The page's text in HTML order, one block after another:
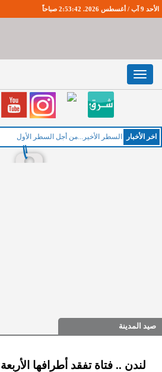
الأحد 9 آب / أغسطس 2026. 2:53:43 صباحاً
Toggle
navigation
اخر اﻷخبار
صيد المدينة
لندن .. فتاة تفقد أطرافها